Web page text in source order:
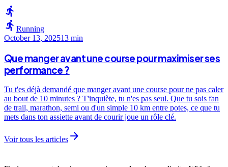
directions_run
directions_run Running
October 13, 202513 min
Que manger avant une course pour maximiser ses
performance ?
Tu t'es déjà demandé que manger avant une course pour ne pas caler
au bout de 10 minutes ? T'inquiète, tu n'es pas seul. Que tu sois fan
de trail, marathon, semi ou d'un simple 10 km entre potes, ce que tu
mets dans ton assiette avant de courir joue un rôle clé.
Voir tous les articles arrow_forward